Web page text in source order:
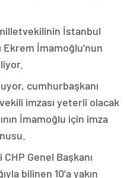
İstanbul
İmamoğlu’nun
cumhurbaşkanı
imzası yeterli olacak
İmamoğlu için imza
Genel Başkanı
bilinen 10’a yakın